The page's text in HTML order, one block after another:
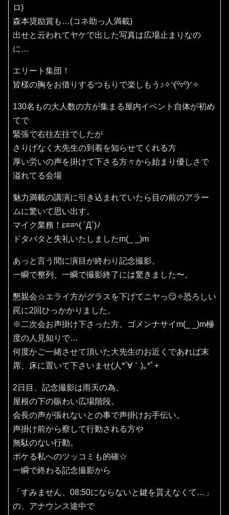
ロ)
森本奨励賞も…(コネ助っ人満載)
出せと云われてヤケで出した写真は広場止まりなの
に…
エリート集団！
皆様の胸をお借りするつもりで楽しもう♪✧⁠◝⁠(⁠⁰⁠▿⁠⁰⁠)⁠◜⁠✧
130名もの大人数の方が集まる屋内イベント自体が初め
てで
緊張で右往左往でしたが
さりげなく大先生の到着を知らせてくれる方
厚い労いの声を掛けて下さる方々から始まり優しさで
溢れてる会場
魅力満載の講演に引き込まれていたら目の前のアラー
ムに驚いて思い出す。
マイク業務！ε≡≡ﾍ( ´Д`)ﾉ
ドタバタと失礼いたしましたm(_ _)m
あっと言う間に演目が終わり記念撮影。
一瞬で整列、一瞬で撮影終了には驚きました〜。
懇親会☆エライ方がグラスを下げてニヤっ😏✧恐ろしい
罠に2回ひっかかりました。
※二次会お声掛け下さった方、ゴメンナサイm(_ _)m極
度の人見知りで…
何度かご一緒させて頂いた大先生のお近くであれば末
席、床に置いて下さいませ(⁠人⁠*⁠´⁠∀⁠｀⁠)⁠｡⁠*ﾟ⁠+
2日目、記念撮影は雨天の為、
屋根の下の賑わい広場階段。
会長の声が張れないとの事で声掛けお手伝い。
声掛け前から察して行動される方や
無駄のない行動。
ボケる私へのツッコミも的確☆
一瞬で終わる記念撮影から
「すみません、08:50にならないと鍵を貰えなくて…」
の、アナウンス途中で